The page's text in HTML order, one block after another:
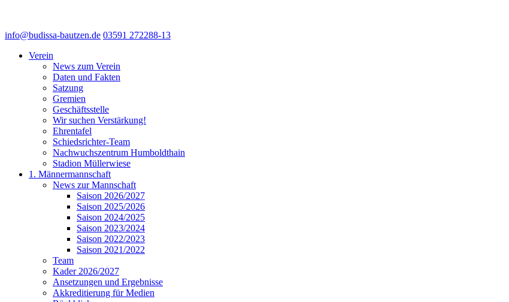
info@budissa-bautzen.de 03591 272288-13
Verein
News zum Verein
Daten und Fakten
Satzung
Gremien
Geschäftsstelle
Wir suchen Verstärkung!
Ehrentafel
Schiedsrichter-Team
Nachwuchszentrum Humboldthain
Stadion Müllerwiese
1. Männermannschaft
News zur Mannschaft
Saison 2026/2027
Saison 2025/2026
Saison 2024/2025
Saison 2023/2024
Saison 2022/2023
Saison 2021/2022
Team
Kader 2026/2027
Ansetzungen und Ergebnisse
Akkreditierung für Medien